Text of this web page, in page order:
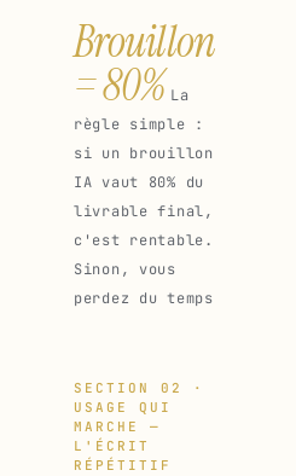
Brouillon
= 80% La
règle simple :
si un brouillon
IA vaut 80% du
livrable final,
c'est rentable.
Sinon, vous
perdez du temps
SECTION 02 ·
USAGE QUI
MARCHE —
L'ÉCRIT
RÉPÉTITIF